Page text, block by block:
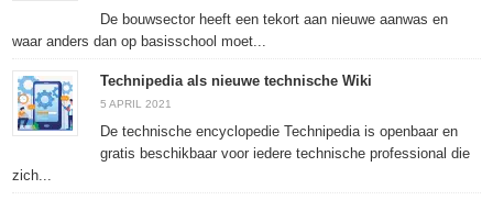
De bouwsector heeft een tekort aan nieuwe aanwas en
waar anders dan op basisschool moet...
Technipedia als nieuwe technische Wiki
5 APRIL 2021
De technische encyclopedie Technipedia is openbaar en
gratis beschikbaar voor iedere technische professional die
zich...